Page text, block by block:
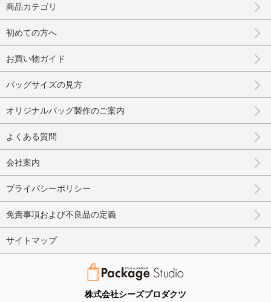
株式会社シーズプロダクツ
商品カテゴリ
初めての方へ
お買い物ガイド
バッグサイズの見方
オリジナルバッグ製作のご案内
よくある質問
会社案内
プライバシーポリシー
免責事項および不良品の定義
サイトマップ